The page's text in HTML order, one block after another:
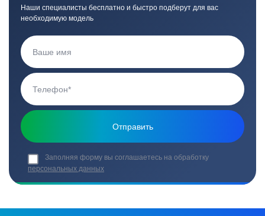
Наши специалисты бесплатно и быстро подберут для вас
необходимую модель
Заполняя форму вы соглашаетесь на обработку
персональных данных